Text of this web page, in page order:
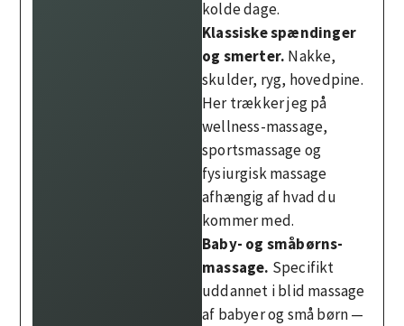
kolde dage.
Klassiske spændinger
og smerter. Nakke,
skulder, ryg, hovedpine.
Her trækker jeg på
wellness-massage,
sportsmassage og
fysiurgisk massage
afhængig af hvad du
kommer med.
Baby- og småbørns-
massage. Specifikt
uddannet i blid massage
af babyer og små børn —